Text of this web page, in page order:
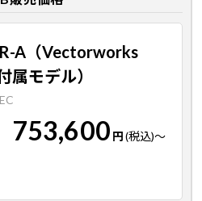
A（Vectorworks
属モデル）
753,600 円(税込)～